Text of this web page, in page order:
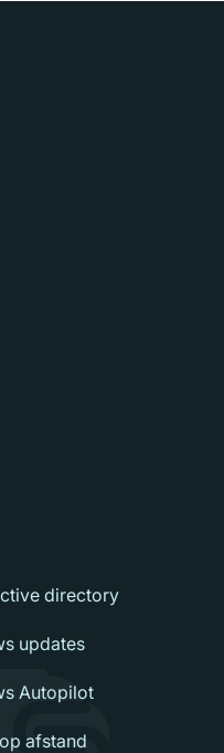
directory
updates
Autopilot
afstand